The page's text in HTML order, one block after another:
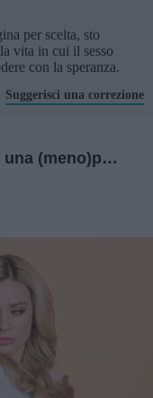
per scelta, sto
vita in cui il sesso
con la speranza.
Suggerisci una correzione
Prendiamoci una (meno)pausa